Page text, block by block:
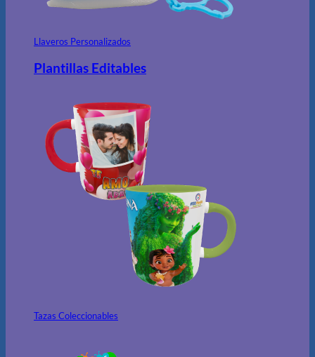
Llaveros Personalizados
Plantillas Editables
Tazas Coleccionables